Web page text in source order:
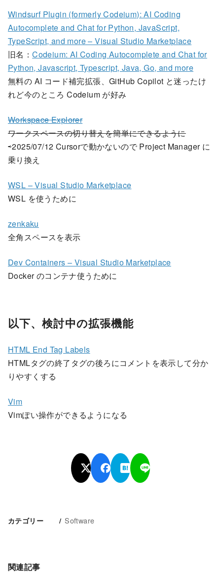
Windsurf Plugin (formerly Codeium): AI Coding
Autocomplete and Chat for Python, JavaScript,
TypeScript, and more – Visual Studio Marketplace
旧名：Codeium: AI Coding Autocomplete and Chat for
Python, Javascript, Typescript, Java, Go, and more
無料の AI コード補完拡張、GitHub Copilot と迷ったけ
れど今のところ Codeium が好み
Workspace Explorer
ワークスペースの切り替えを簡単にできるように
⇨2025/07/12 Cursorで動かないので Project Manager に
乗り換え
WSL – Visual Studio Marketplace
WSL を使うために
zenkaku
全角スペースを表示
Dev Containers – Visual Studio Marketplace
Docker のコンテナ使うために
以下、検討中の拡張機能
HTML End Tag Labels
HTMLタグの終了タグの後ろにコメントを表示して分か
りやすくする
Vim
Vimぽい操作ができるようになる
カテゴリー Software
関連記事